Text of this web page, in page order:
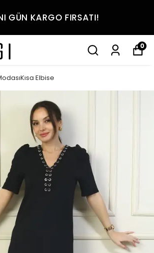
GÜN KARGO FIRSATI!
0
Elbise